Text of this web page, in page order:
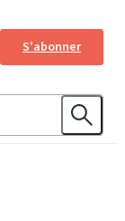
S'abonner